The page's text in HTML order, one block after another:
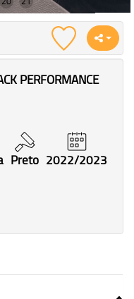
PERFORMANCE
Preto 2022/2023